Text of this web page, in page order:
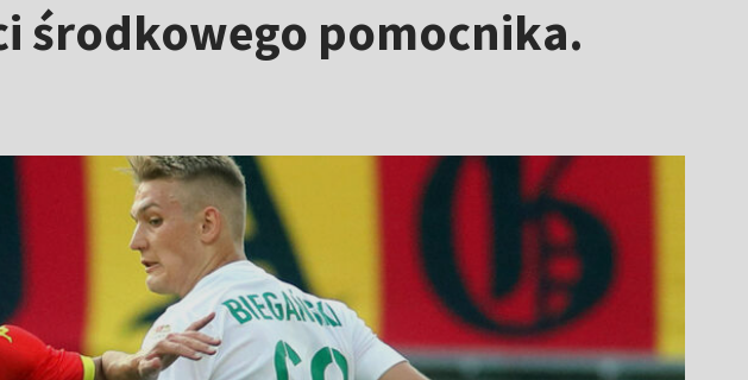
środkowego pomocnika.